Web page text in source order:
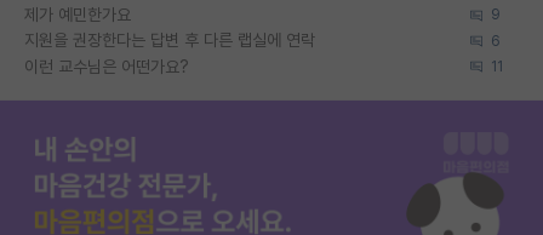
제가 예민한가요 9
지원을 권장한다는 답변 후 다른 랩실에 연락 6
이런 교수님은 어떤가요? 11